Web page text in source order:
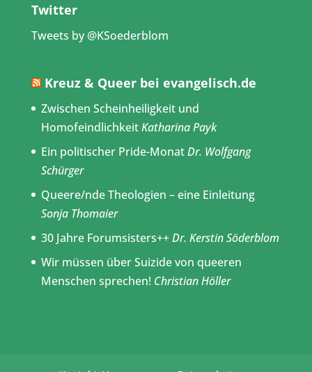
Twitter
Tweets by @KSoederblom
Kreuz & Queer bei evangelisch.de
Zwischen Scheinheiligkeit und
HomofeindlichkeitKatharina Payk
Ein politischer Pride-MonatDr. Wolfgang
Schürger
Queere/nde Theologien – eine Einleitung
Sonja Thomaier
30 Jahre Forumsisters++Dr. Kerstin Söderblom
Wir müssen über Suizide von queeren
Menschen sprechen! Christian Höller